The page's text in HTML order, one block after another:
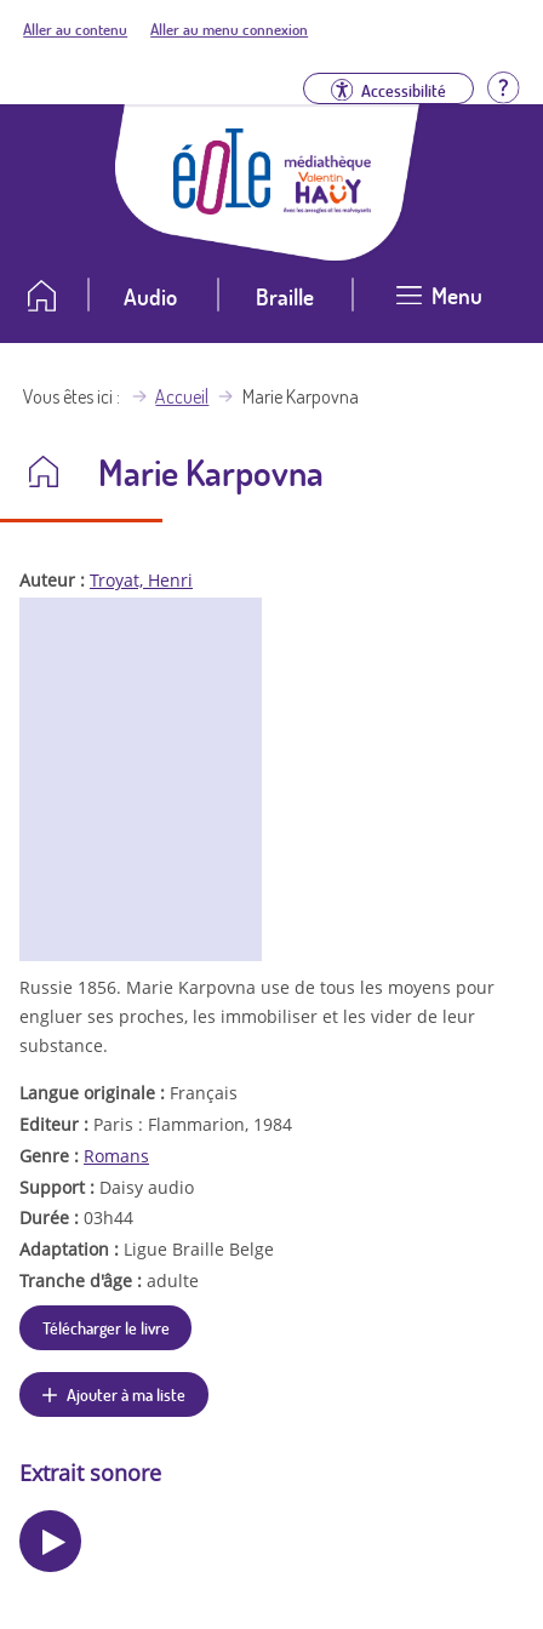
Aller au contenu Aller au menu connexion
Accessibilité
Audio Braille Menu
Vous êtes ici Accueil Marie Karpovna
Marie Karpovna
Auteur : Troyat, Henri
Russie 1856. Marie Karpovna use de tous les moyens pour
engluer ses proches, les immobiliser et les vider de leur
substance.
Langue originale : Français
Editeur : Paris : Flammarion, 1984
Genre : Romans
Support : Daisy audio
Durée : 03h44
Adaptation : Ligue Braille Belge
Tranche d'âge : adulte
Télécharger le livre
Ajouter à ma liste
Extrait sonore